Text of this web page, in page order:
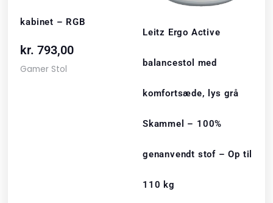
kabinet – RGB
kr. 793,00
Gamer Stol
Leitz Ergo Active
balancestol med
komfortsæde, lys grå
Skammel – 100%
genanvendt stof – Op til
110 kg